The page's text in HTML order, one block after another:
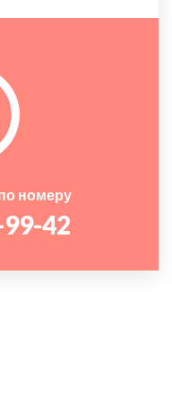
номеру
99-42